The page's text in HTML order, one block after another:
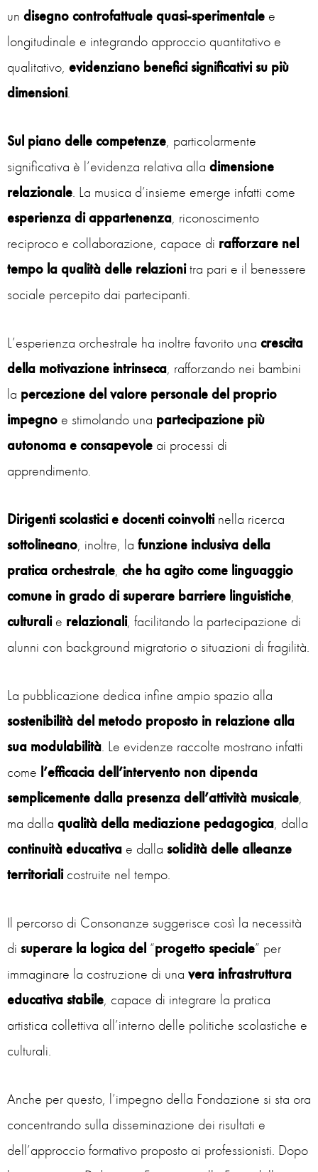
un disegno controfattuale quasi-sperimentale e
longitudinale e integrando approccio quantitativo e
qualitativo, evidenziano benefici significativi su più
dimensioni.
Sul piano delle competenze, particolarmente
significativa è l’evidenza relativa alla dimensione
relazionale. La musica d’insieme emerge infatti come
esperienza di appartenenza, riconoscimento
reciproco e collaborazione, capace di rafforzare nel
tempo la qualità delle relazionitra pari e il benessere
sociale percepito dai partecipanti.
L’esperienza orchestrale ha inoltre favorito una crescita
della motivazione intrinseca, rafforzando nei bambini
la percezione del valore personale del proprio
impegno e stimolando una partecipazione più
autonoma e consapevole ai processi di
apprendimento.
Dirigenti scolastici e docenti coinvoltinella ricerca
sottolineano, inoltre, la funzione inclusiva della
pratica orchestrale, che ha agito come linguaggio
comune in grado di superare barriere linguistiche,
culturalie relazionali, facilitando la partecipazione di
alunni con background migratorio o situazioni di fragilità.
La pubblicazione dedica infine ampio spazio alla
sostenibilità del metodo proposto in relazione alla
sua modulabilità. Le evidenze raccolte mostrano infatti
come l’efficacia dell’intervento non dipenda
semplicemente dalla presenza dell’attività musicale,
ma dalla qualità della mediazione pedagogica, dalla
continuità educativa e dalla solidità delle alleanze
territorialicostruite nel tempo.
Il percorso di Consonanze suggerisce così la necessità
di superare la logica del “progetto speciale” per
immaginare la costruzione di una vera infrastruttura
educativa stabile, capace di integrare la pratica
artistica collettiva all’interno delle politiche scolastiche e
culturali.
Anche per questo, l’impegno della Fondazione si sta ora
concentrando sulla disseminazione dei risultati e
dell’approccio formativo proposto ai professionisti. Dopo